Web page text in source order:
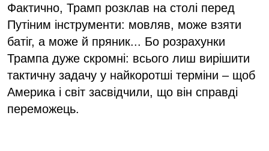
Фактично, Трамп розклав на столі перед
Путіним інструменти: мовляв, може взяти
батіг, а може й пряник... Бо розрахунки
Трампа дуже скромні: всього лиш вирішити
тактичну задачу у найкоротші терміни – щоб
Америка і світ засвідчили, що він справді
переможець.